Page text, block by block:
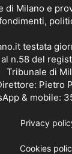
di Milano e
testata
n.58 del
Tribunale di
Pietro
& mobile:
Privacy
Cookies